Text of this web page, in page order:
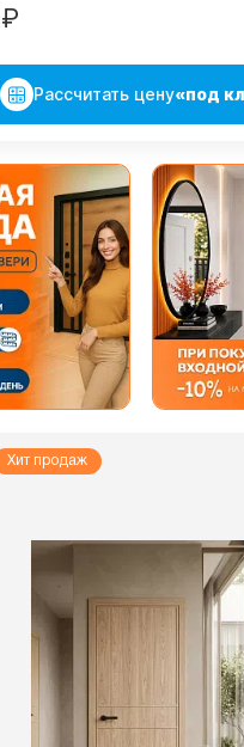
₽
Рассчитать цену«под
Хит продаж